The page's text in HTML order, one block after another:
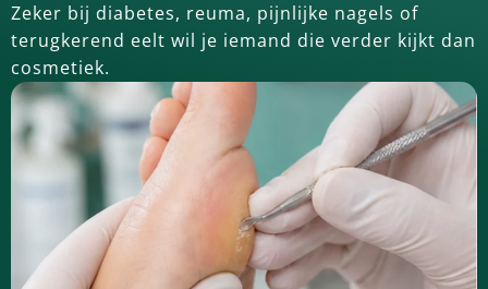
Zeker bij diabetes, reuma, pijnlijke nagels of
terugkerend eelt wil je iemand die verder kijkt dan
cosmetiek.